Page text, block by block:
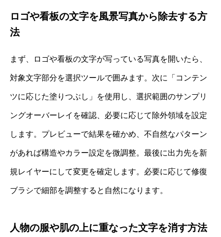
ロゴや看板の文字を風景写真から除去する方
法
まず、ロゴや看板の文字が写っている写真を開いたら、
対象文字部分を選択ツールで囲みます。次に「コンテン
ツに応じた塗りつぶし」を使用し、選択範囲のサンプリ
ングオーバーレイを確認、必要に応じて除外領域を設定
します。プレビューで結果を確かめ、不自然なパターン
があれば構造やカラー設定を微調整。最後に出力先を新
規レイヤーにして変更を確定します。必要に応じて修復
ブラシで細部を調整すると自然になります。
人物の服や肌の上に重なった文字を消す方法